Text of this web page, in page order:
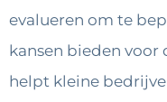
evalueren om te
kansen bieden
helpt kleine